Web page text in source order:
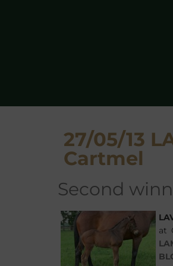
27/05/13
Cartmel
second
at